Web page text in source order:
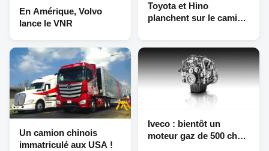
En Amérique, Volvo
lance le VNR
Toyota et Hino
planchent sur le camion
Un camion chinois
immatriculé aux USA !
Iveco : bientôt un
moteur gaz de 500 ch